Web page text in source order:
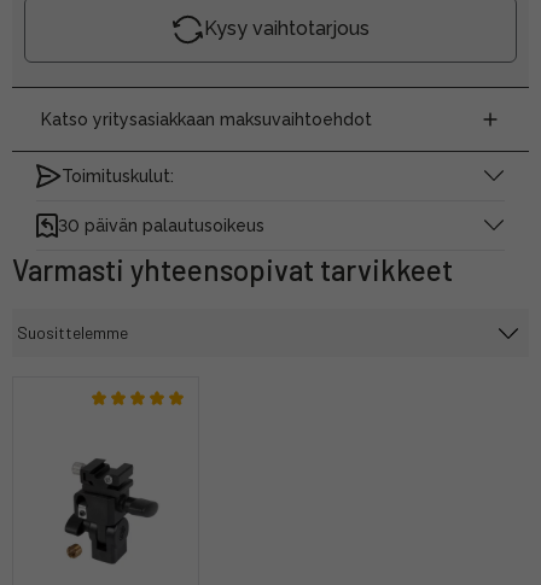
Kysy vaihtotarjous
Katso yritysasiakkaan maksuvaihtoehdot
Toimituskulut:
30 päivän palautusoikeus
Varmasti yhteensopivat tarvikkeet